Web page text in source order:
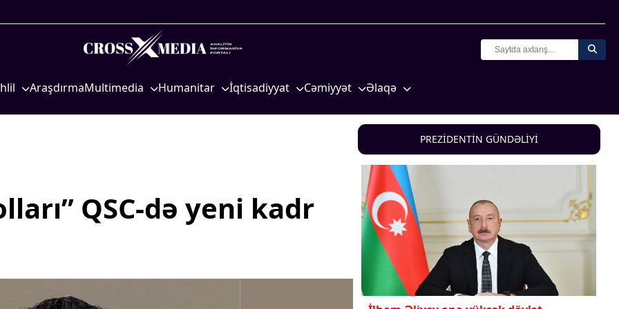
AraşdırmaMultimedia Humanitar
Mədəniyyətimizin Zəfəri
Zəfər Diasporu
İqtisadiyyat
Kənd təsərrüfatı
Cəmiyyət
Məhkəmə və hüquq
Zəfər - 5
Gənclər və İdman
Media və QHT
Əlaqə
QSC-də yeni kadr
PREZİDENTİN GÜNDƏLİYİ